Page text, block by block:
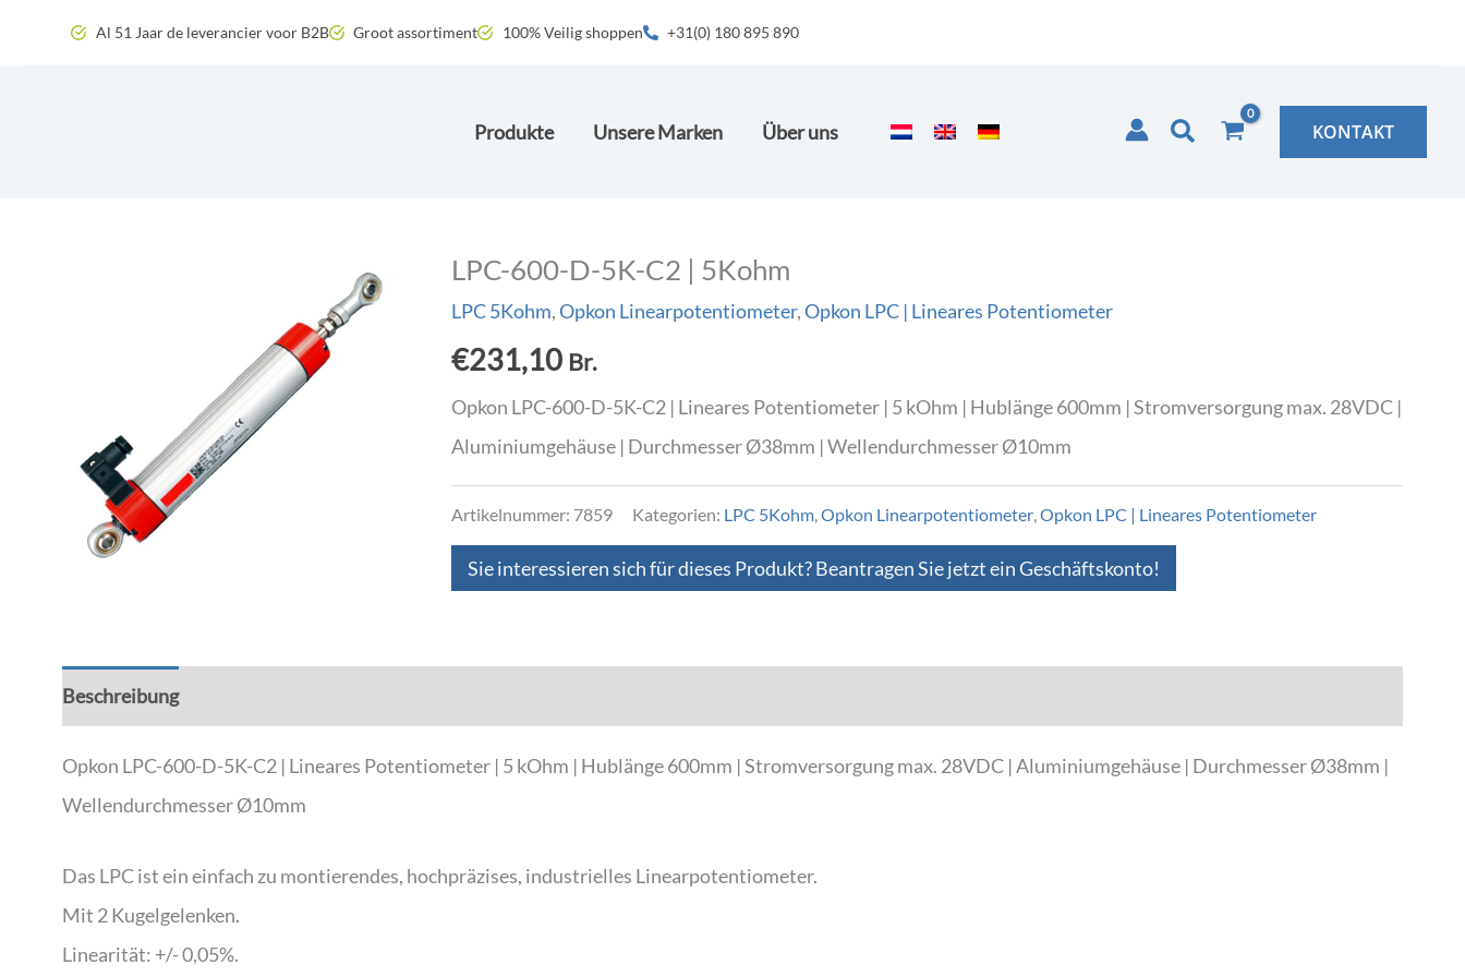
Al 51 Jaar de leverancier voor B2B Groot assortiment 100% Veilig shoppen +31(0) 180 895 890
Produkte Unsere Marken Über uns Suchen KONTAKT
LPC-600-D-5K-C2 | 5Kohm
LPC 5Kohm,Opkon Linearpotentiometer,Opkon LPC | Lineares Potentiometer
€231,10 Br.
Opkon LPC-600-D-5K-C2 | Lineares Potentiometer | 5 kOhm | Hublänge 600mm | Stromversorgung max. 28VDC |
Aluminiumgehäuse | Durchmesser Ø38mm | Wellendurchmesser Ø10mm
Artikelnummer: 7859 Kategorien: LPC 5Kohm,Opkon Linearpotentiometer,Opkon LPC | Lineares Potentiometer
Sie interessieren sich für dieses Produkt? Beantragen Sie jetzt ein Geschäftskonto!
Beschreibung
Opkon LPC-600-D-5K-C2 | Lineares Potentiometer | 5 kOhm | Hublänge 600mm | Stromversorgung max. 28VDC | Aluminiumgehäuse | Durchmesser Ø38mm |
Wellendurchmesser Ø10mm
Das LPC ist ein einfach zu montierendes, hochpräzises, industrielles Linearpotentiometer.
Mit 2 Kugelgelenken.
Linearität: +/- 0,05%.